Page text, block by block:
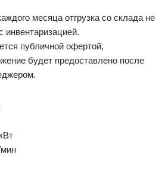
месяца отгрузка со склада не
инвентаризацией.
публичной офертой,
будет предоставлено после